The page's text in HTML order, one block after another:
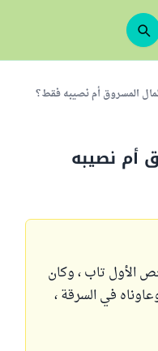
المسروق أم نصيبه فقط؟
أم نصيبه
من متجر ، وقدر (85000) ريال ، الشخص الأول تاب ، وكان
في السرقة ،